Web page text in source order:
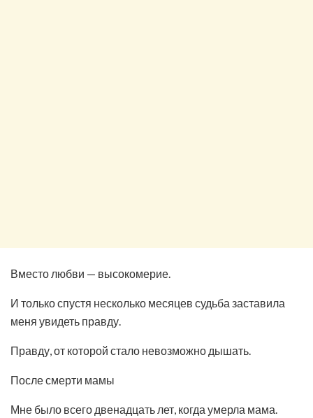
Вместо любви — высокомерие.
И только спустя несколько месяцев судьба заставила
меня увидеть правду.
Правду, от которой стало невозможно дышать.
После смерти мамы
Мне было всего двенадцать лет, когда умерла мама.